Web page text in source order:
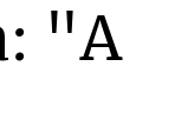
"A